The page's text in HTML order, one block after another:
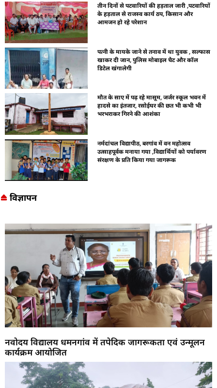
तीन दिनों से पटवारियों की हड़ताल जारी ,पटवारियों
के हड़ताल से राजस्व कार्य ठप, किसान और
आमजन हो रहे परेशान
पत्नी के मायके जाने से तनाव में था युवक , सल्फास
खाकर दी जान, पुलिस मोबाइल चैट और कॉल
डिटेल खंगालेगी
मौत के साए में पढ़ रहे मासूम, जर्जर स्कूल भवन में
हादसे का इंतजार, रसोईघर की छत भी कभी भी
भरभराकर गिरने की आशंका
नर्मदांचल विद्यापीठ, बरगांव में वन महोत्सव
उत्साहपूर्वक मनाया गया ,विद्यार्थियों को पर्यावरण
संरक्षण के प्रति किया गया जागरूक
विज्ञापन
नवोदय विद्यालय धमनगांव में तपेदिक जागरूकता एवं उन्मूलन
कार्यक्रम आयोजित